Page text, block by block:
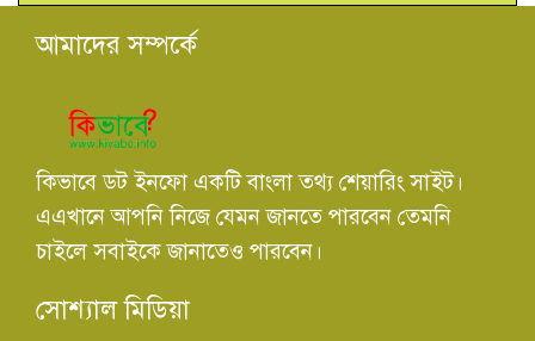
আমাদের সম্পর্কে
কিভাবে ডট ইনফো একটি বাংলা তথ্য শেয়ারিং সাইট।
এএখানে আপনি নিজে যেমন জানতে পারবেন তেমনি
চাইলে সবাইকে জানাতেও পারবেন।
সোশ্যাল মিডিয়া